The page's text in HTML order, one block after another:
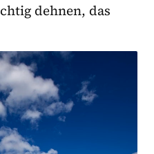
dehnen, das